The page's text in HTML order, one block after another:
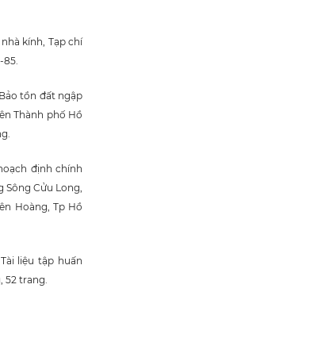
kính, Tạp chí
85.
tồn đất ngập
Thành phố Hồ
định chính
Cửu Long,
Hoàng, Tp Hồ
liệu tập huấn
52 trang.